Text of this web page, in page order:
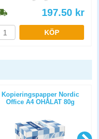
197.50 kr
KÖP
Kopieringspapper Nordic
Office A4 OHÅLAT 80g